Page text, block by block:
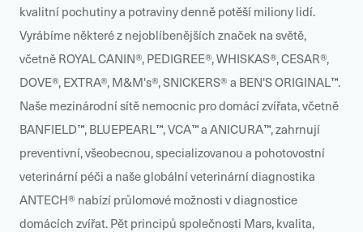
kvalitní pochutiny a potraviny denně potěší miliony lidí.
Vyrábíme některé z nejoblíbenějších značek na světě,
včetně ROYAL CANIN®, PEDIGREE®, WHISKAS®, CESAR®,
DOVE®, EXTRA®, M&M's®, SNICKERS® a BEN'S ORIGINAL™.
Naše mezinárodní sítě nemocnic pro domácí zvířata, včetně
BANFIELD™, BLUEPEARL™, VCA™ a ANICURA™, zahrnují
preventivní, všeobecnou, specializovanou a pohotovostní
veterinární péči a naše globální veterinární diagnostika
ANTECH® nabízí průlomové možnosti v diagnostice
domácích zvířat. Pět principů společnosti Mars, kvalita,